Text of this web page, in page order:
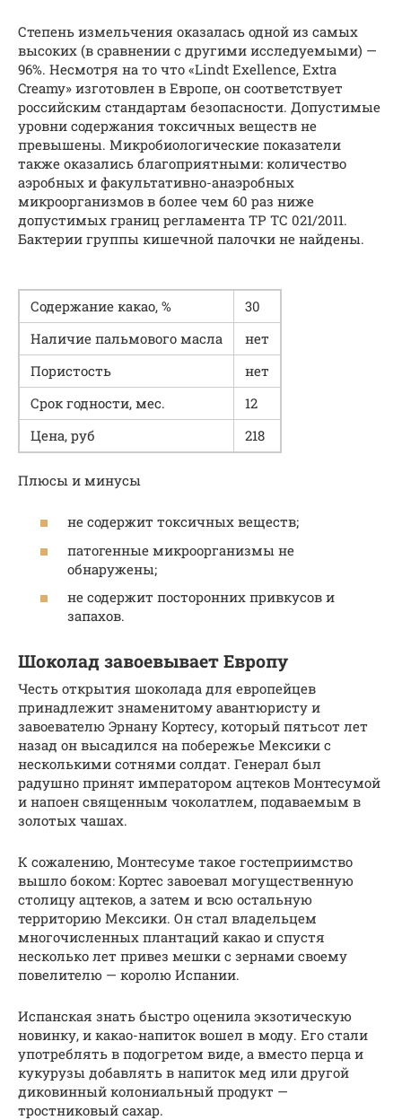
Степень измельчения оказалась одной из самых
высоких (в сравнении с другими исследуемыми) —
96%. Несмотря на то что «Lindt Exellence, Extra
Creamy» изготовлен в Европе, он соответствует
российским стандартам безопасности. Допустимые
уровни содержания токсичных веществ не
превышены. Микробиологические показатели
также оказались благоприятными: количество
аэробных и факультативно-анаэробных
микроорганизмов в более чем 60 раз ниже
допустимых границ регламента ТР ТС 021/2011.
Бактерии группы кишечной палочки не найдены.
Содержание какао, %
30
Наличие пальмового масла
нет
Пористость
нет
Срок годности, мес.
12
Цена, руб
218
Плюсы и минусы
не содержит токсичных веществ;
патогенные микроорганизмы не
обнаружены;
не содержит посторонних привкусов и
запахов.
Шоколад завоевывает Европу
Честь открытия шоколада для европейцев
принадлежит знаменитому авантюристу и
завоевателю Эрнану Кортесу, который пятьсот лет
назад он высадился на побережье Мексики с
несколькими сотнями солдат. Генерал был
радушно принят императором ацтеков Монтесумой
и напоен священным чоколатлем, подаваемым в
золотых чашах.
К сожалению, Монтесуме такое гостеприимство
вышло боком: Кортес завоевал могущественную
столицу ацтеков, а затем и всю остальную
территорию Мексики. Он стал владельцем
многочисленных плантаций какао и спустя
несколько лет привез мешки с зернами своему
повелителю — королю Испании.
Испанская знать быстро оценила экзотическую
новинку, и какао-напиток вошел в моду. Его стали
употреблять в подогретом виде, а вместо перца и
кукурузы добавлять в напиток мед или другой
диковинный колониальный продукт —
тростниковый сахар.